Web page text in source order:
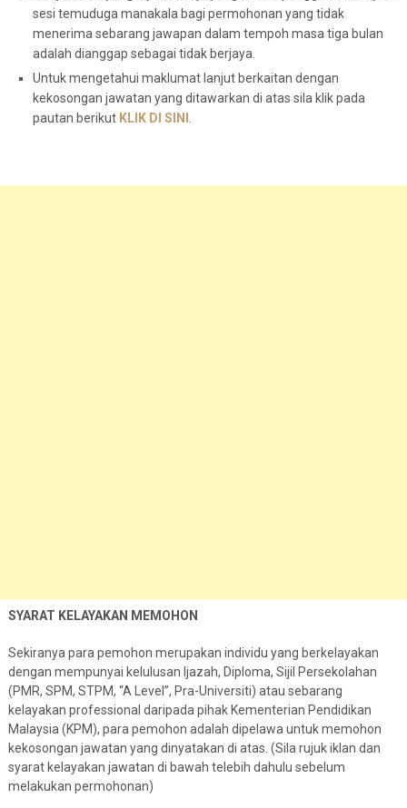
sesi temuduga manakala bagi permohonan yang tidak
menerima sebarang jawapan dalam tempoh masa tiga bulan
adalah dianggap sebagai tidak berjaya.
Untuk mengetahui maklumat lanjut berkaitan dengan
kekosongan jawatan yang ditawarkan di atas sila klik pada
pautan berikut KLIK DI SINI
SYARAT KELAYAKAN MEMOHON
Sekiranya para pemohon merupakan individu yang berkelayakan
dengan mempunyai kelulusan Ijazah, Diploma, Sijil Persekolahan
(PMR, SPM, STPM, “A Level”, Pra-Universiti) atau sebarang
kelayakan professional daripada pihak Kementerian Pendidikan
Malaysia (KPM), para pemohon adalah dipelawa untuk memohon
kekosongan jawatan yang dinyatakan di atas. (Sila rujuk iklan dan
syarat kelayakan jawatan di bawah telebih dahulu sebelum
melakukan permohonan)